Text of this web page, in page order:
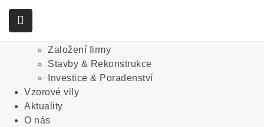
Život a byznys na Bali
Založení firmy
Stavby & Rekonstrukce
Investice & Poradenství
Vzorové vily
Aktuality
O nás